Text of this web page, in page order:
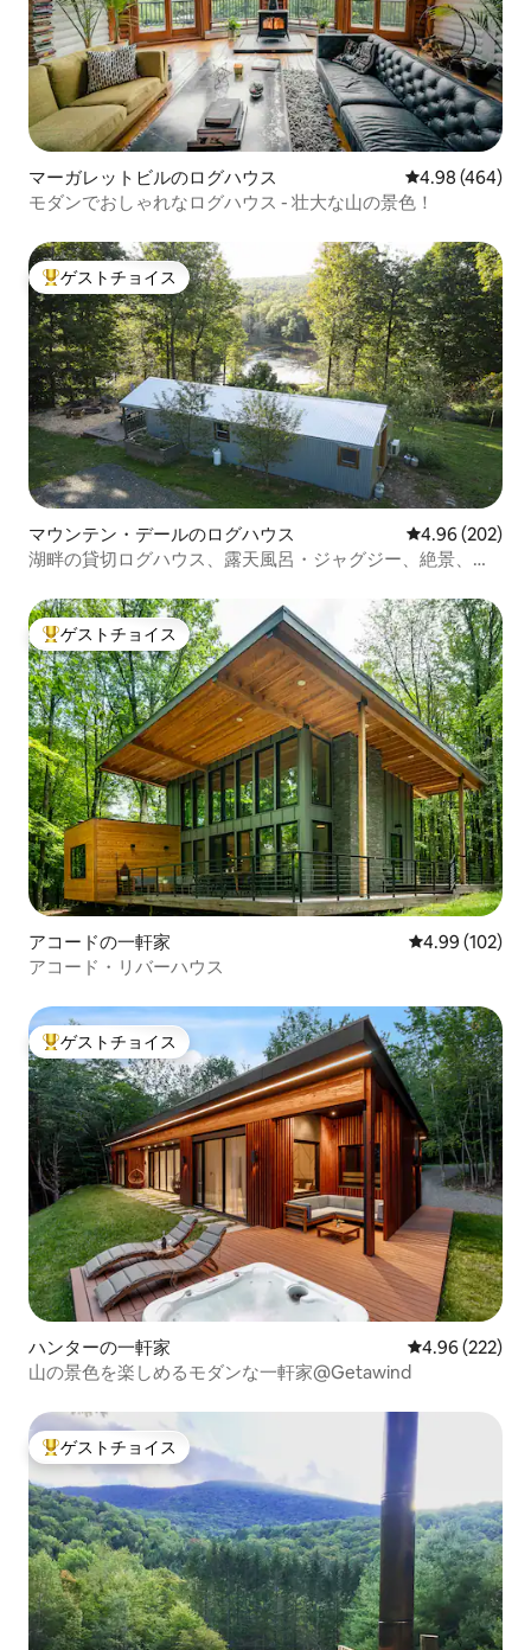
マーガレットビルのログハウス レビュー464
4.98 (464)
モダンでおしゃれなログハウス - 壮大な山の景色！
大好評のゲストチョイスです。
ゲストチョイス
マウンテン・デールのログハウス レビュー202
4.96 (202)
湖畔の貸切ログハウス、露天風呂・ジャグジー、絶景、フ
大好評のゲストチョイスです。
ゲストチョイス
アコードの一軒家 レビュー102
4.99 (102)
アコード・リバーハウス
大好評のゲストチョイスです。
ゲストチョイス
ハンターの一軒家 レビュー222
4.96 (222)
山の景色を楽しめるモダンな一軒家@Getawind
大好評のゲストチョイスです。
ゲストチョイス